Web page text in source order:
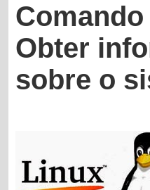
Obter
sobre o